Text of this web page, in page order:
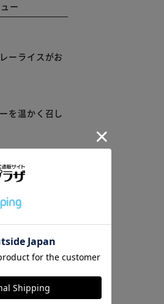
ー
ーライスがお
を温かく召し
ております。
ススメ商品
い。